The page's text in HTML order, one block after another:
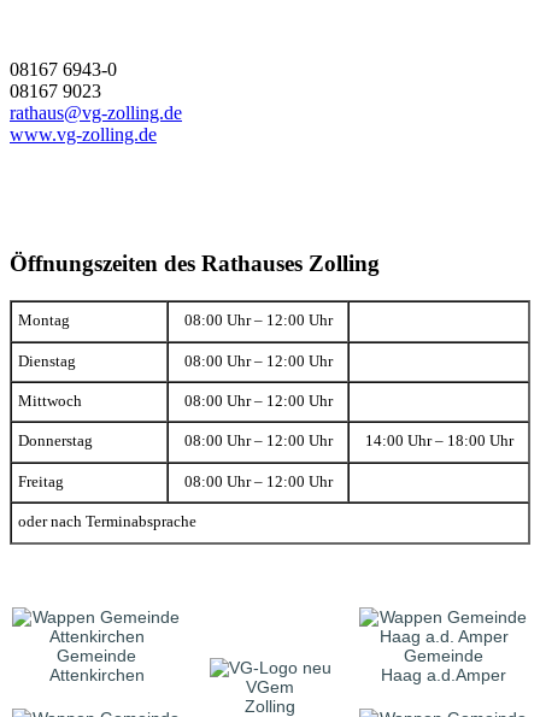
08167 6943-0
08167 9023
rathaus@vg-zolling.de
www.vg-zolling.de
Öffnungszeiten des Rathauses Zolling
Montag 08:00 Uhr – 12:00 Uhr
Dienstag 08:00 Uhr – 12:00 Uhr
Mittwoch 08:00 Uhr – 12:00 Uhr
Donnerstag 08:00 Uhr – 12:00 Uhr 14:00 Uhr – 18:00 Uhr
Freitag 08:00 Uhr – 12:00 Uhr
oder nach Terminabsprache
Gemeinde
Attenkirchen
VGem
Zolling
Gemeinde
Haag a.d.Amper